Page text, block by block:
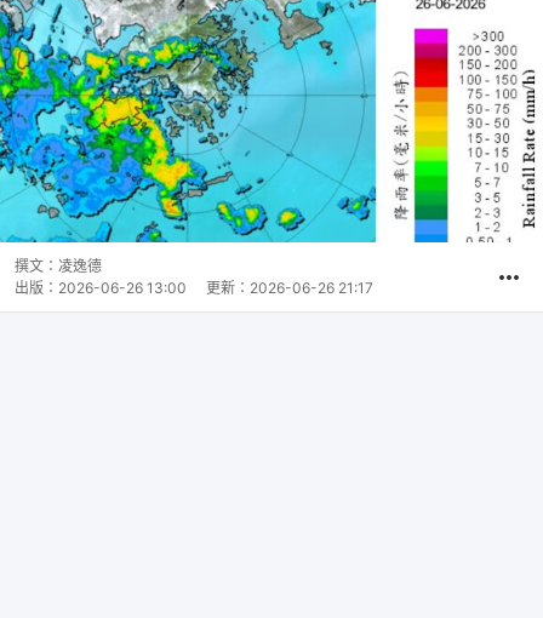
撰文： 凌逸德
出版： 2026-06-26 13:00 更新： 2026-06-26 21:17